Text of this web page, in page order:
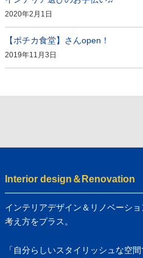
2020年2月1日
【ポチカ食堂】さんopen！
2019年11月3日
Interior design＆Renovation
インテリアデザイン＆リノベーシ
考え方をプラス。
「自分らしいスタイリッシュな空